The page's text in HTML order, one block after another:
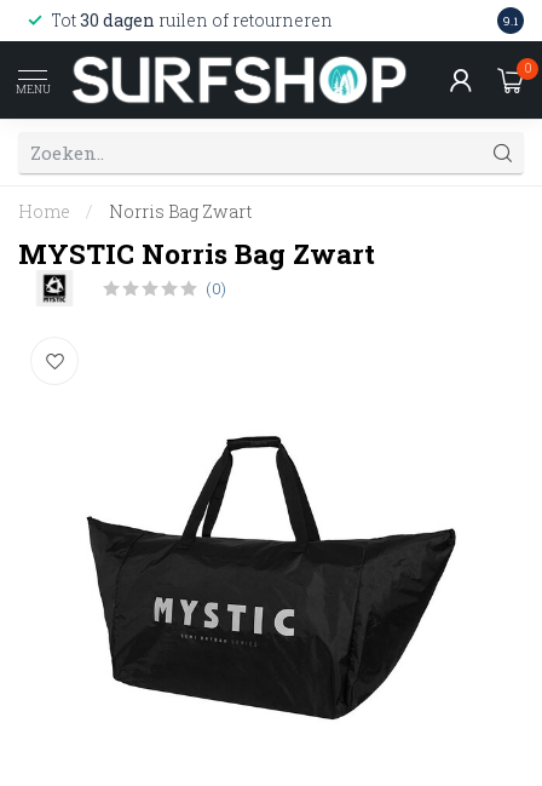
Tot30 dagen ruilen of retourneren 9.1
MENU
0
Home / Norris Bag Zwart
MYSTIC Norris Bag Zwart
(0)